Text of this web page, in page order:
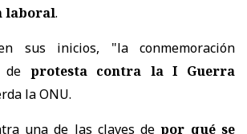
laboral.
sus inicios, "la
conmemoración
de protesta contra la I Guerra
la ONU.
una de las claves depor qué se